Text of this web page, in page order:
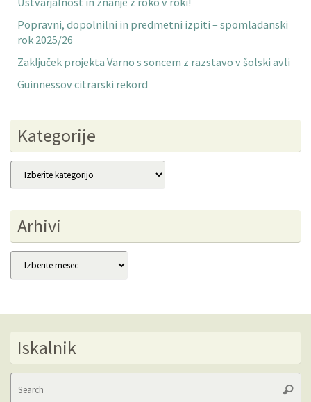
Popravni, dopolnilni in predmetni izpiti – spomladanski
rok 2025/26
Zaključek projekta Varno s soncem z razstavo v šolski avli
Guinnessov citrarski rekord
Kategorije
Kategorije
Arhivi
Arhivi
Iskalnik